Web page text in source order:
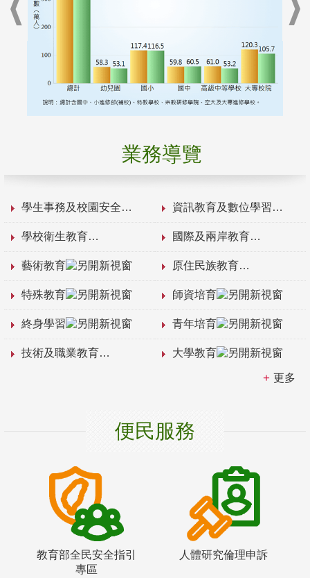
業務導覽
學生事務及校園安全 資訊教育及數位學習
學校衛生教育 國際及兩岸教育
藝術教育 原住民族教育
特殊教育 師資培育
終身學習 青年培育
技術及職業教育 大學教育
更多
便民服務
教育部全民安全指引
專區
人體研究倫理申訴